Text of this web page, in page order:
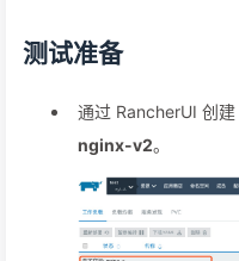
测试准备
通过 RancherUI 创
nginx-v2。